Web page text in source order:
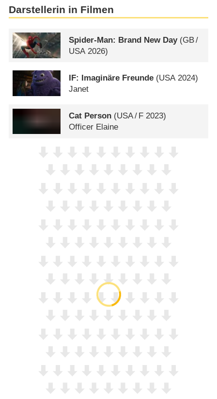
Darstellerin in Filmen
Spider-Man: Brand New Day(GB/
USA 2026)
IF: Imaginäre Freunde (USA2024)
Janet
Cat Person (USA/ F 2023)
Officer Elaine